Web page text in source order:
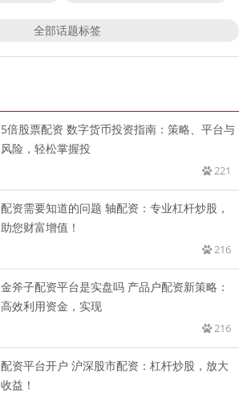
全部话题标签
5倍股票配资 数字货币投资指南：策略、平台与
风险，轻松掌握投
221
配资需要知道的问题 轴配资：专业杠杆炒股，
助您财富增值！
216
金斧子配资平台是实盘吗 产品户配资新策略：
高效利用资金，实现
216
配资平台开户 沪深股市配资：杠杆炒股，放大
收益！